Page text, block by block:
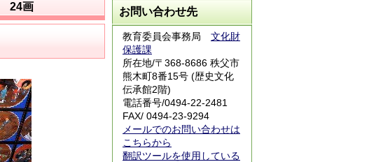
24画 お問い合わせ先
教育委員会事務局 文化財
保護課
所在地/〒368-8686 秩父市
熊木町8番15号 (歴史文化
伝承館2階)
電話番号/0494-22-2481
FAX/ 0494-23-9294
メールでのお問い合わせは
こちらから
翻訳ツールを使用している